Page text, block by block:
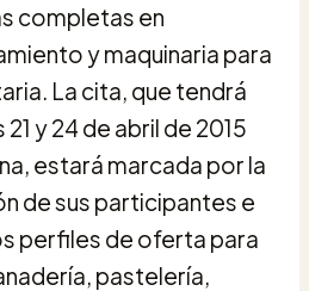
completas en
y maquinaria para
La cita, que tendrá
y 24 de abril de 2015
estará marcada por la
de sus participantes e
perfiles de oferta para
pastelería,